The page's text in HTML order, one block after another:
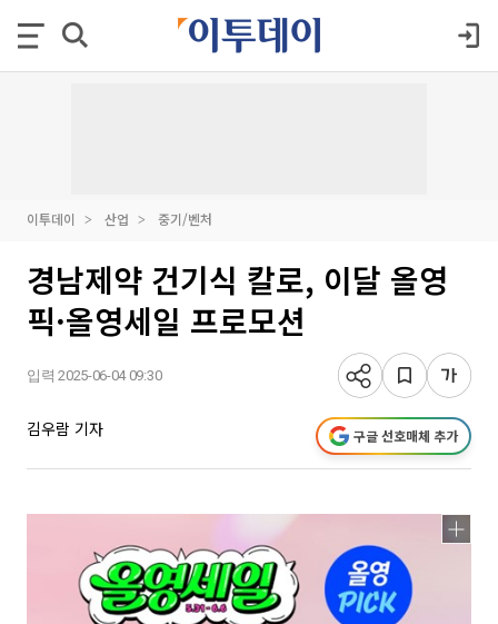
이투데이 산업 중기/벤처
경남제약 건기식 칼로, 이달 올영
픽·올영세일 프로모션
입력 2025-06-04 09:30
김우람 기자 구글 선호매체 추가